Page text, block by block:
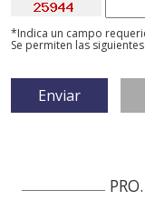
*Indica un campo
Se permiten las